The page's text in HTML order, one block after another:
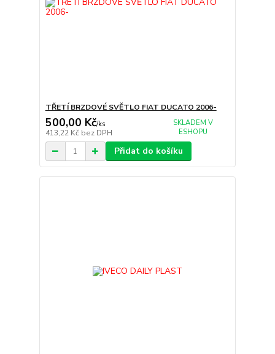
TŘETÍ BRZDOVÉ SVĚTLO FIAT DUCATO 2006-
500,00 Kč/ks
413,22 Kč bez DPH
SKLADEM V
ESHOPU
Přidat do košíku